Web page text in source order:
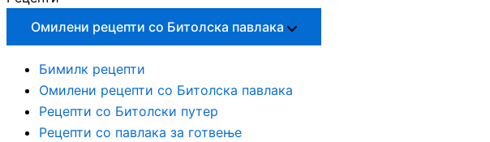
Омилени рецепти со Битолска павлака
Бимилк рецепти
Омилени рецепти со Битолска павлака
Рецепти со Битолски путер
Рецепти со павлака за готвење